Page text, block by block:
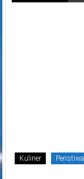
Kuliner Peristiwa